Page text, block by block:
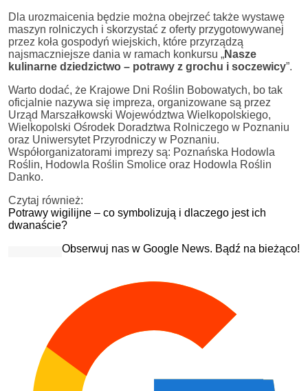
Dla urozmaicenia będzie można obejrzeć także wystawę
maszyn rolniczych i skorzystać z oferty przygotowywanej
przez koła gospodyń wiejskich, które przyrządzą
najsmaczniejsze dania w ramach konkursu „Nasze
kulinarne dziedzictwo – potrawy z grochu i soczewicy”.
Warto dodać, że Krajowe Dni Roślin Bobowatych, bo tak
oficjalnie nazywa się impreza, organizowane są przez
Urząd Marszałkowski Województwa Wielkopolskiego,
Wielkopolski Ośrodek Doradztwa Rolniczego w Poznaniu
oraz Uniwersytet Przyrodniczy w Poznaniu.
Współorganizatorami imprezy są: Poznańska Hodowla
Roślin, Hodowla Roślin Smolice oraz Hodowla Roślin
Danko.
Czytaj również:
Potrawy wigilijne – co symbolizują i dlaczego jest ich
dwanaście?
Obserwuj nas w Google News. Bądź na bieżąco!